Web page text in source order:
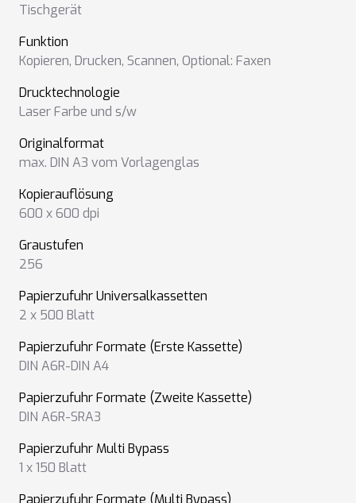
Tischgerät
Funktion
Kopieren, Drucken, Scannen, Optional: Faxen
Drucktechnologie
Laser Farbe und s/w
Originalformat
max. DIN A3 vom Vorlagenglas
Kopierauflösung
600 x 600 dpi
Graustufen
256
Papierzufuhr Universalkassetten
2 x 500 Blatt
Papierzufuhr Formate (Erste Kassette)
DIN A6R-DIN A4
Papierzufuhr Formate (Zweite Kassette)
DIN A6R-SRA3
Papierzufuhr Multi Bypass
1 x 150 Blatt
Papierzufuhr Formate (Multi Bypass)